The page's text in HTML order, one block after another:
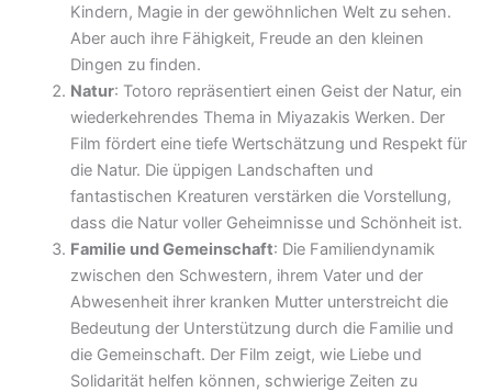
Kindern, Magie in der gewöhnlichen Welt zu sehen.
Aber auch ihre Fähigkeit, Freude an den kleinen
Dingen zu finden.
Natur: Totoro repräsentiert einen Geist der Natur, ein
wiederkehrendes Thema in Miyazakis Werken. Der
Film fördert eine tiefe Wertschätzung und Respekt für
die Natur. Die üppigen Landschaften und
fantastischen Kreaturen verstärken die Vorstellung,
dass die Natur voller Geheimnisse und Schönheit ist.
Familie und Gemeinschaft: Die Familiendynamik
zwischen den Schwestern, ihrem Vater und der
Abwesenheit ihrer kranken Mutter unterstreicht die
Bedeutung der Unterstützung durch die Familie und
die Gemeinschaft. Der Film zeigt, wie Liebe und
Solidarität helfen können, schwierige Zeiten zu